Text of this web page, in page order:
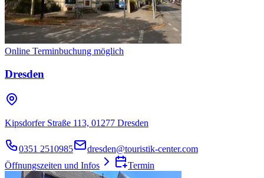
Online Terminbuchung möglich
Dresden
Kipsdorfer Straße 113, 01277 Dresden
0351 2510985
dresden@touristik-center.com
Öffnungszeiten und Infos
Termin